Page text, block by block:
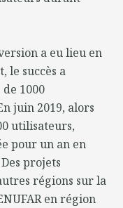
a eu lieu en
le succès a
de 1000
juin 2019, alors
utilisateurs,
pour un an en
projets
régions sur la
en région